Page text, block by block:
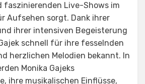
faszinierenden Live-Shows im
Aufsehen sorgt. Dank ihrer
ihrer intensiven Begeisterung
schnell für ihre fesselnden
herzlichen Melodien bekannt. In
Monika Gajeks
ihre musikalischen Einflüsse,